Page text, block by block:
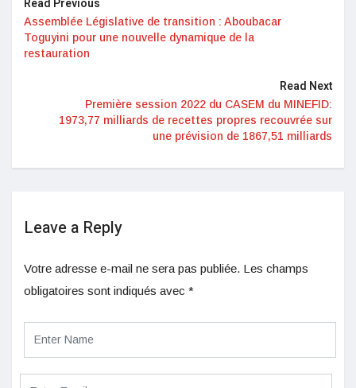
Assemblée Législative de transition : Aboubacar
Toguyini pour une nouvelle dynamique de la
restauration
Read Next
Première session 2022 du CASEM du MINEFID:
1973,77 milliards de recettes propres recouvrée sur
une prévision de 1867,51 milliards
Leave a Reply
Votre adresse e-mail ne sera pas publiée. Les champs
obligatoires sont indiqués avec *